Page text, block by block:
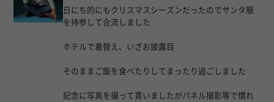
日にち的にもクリスマスシーズンだったのでサンタ服
を持参して合流しました
ホテルで着替え、いざお披露目
そのままご飯を食べたりしてまったり過ごしました
記念に写真を撮って貰いましたがパネル撮影等で慣れ